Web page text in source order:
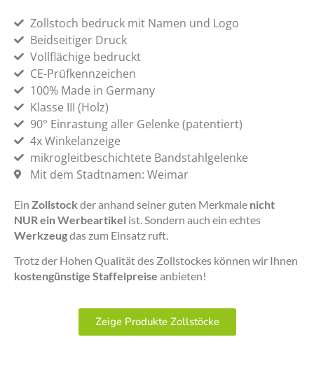
Zollstoch bedruck mit Namen und Logo
Beidseitiger Druck
Vollflächige bedruckt
CE-Prüfkennzeichen
100% Made in Germany
Klasse III (Holz)
90° Einrastung aller Gelenke (patentiert)
4x Winkelanzeige
mikrogleitbeschichtete Bandstahlgelenke
Mit dem Stadtnamen: Weimar
Ein Zollstock der anhand seiner guten Merkmale nicht
NUR ein Werbeartikel ist. Sondern auch ein echtes
Werkzeugdas zum Einsatz ruft.
Trotz der Hohen Qualität des Zollstockes können wir Ihnen
kostengünstige Staffelpreise anbieten!
Zeige Produkte Zollstöcke